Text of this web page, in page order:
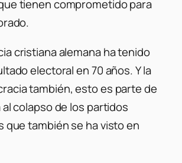
tienen comprometido para
cristiana alemana ha tenido
electoral en 70 años. Y la
también, esto es parte de
colapso de los partidos
que también se ha visto en